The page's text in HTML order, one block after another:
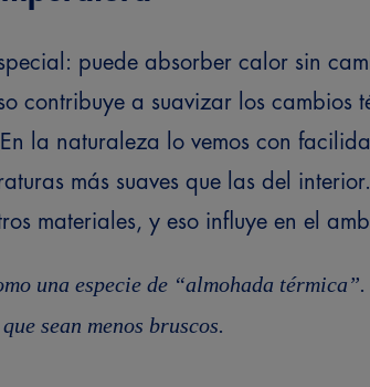
puede absorber calor sin
contribuye a suavizar los cambios
En la naturaleza lo vemos con
más suaves que las del
materiales, y eso influye en el
una especie de “almohada
sean menos bruscos.